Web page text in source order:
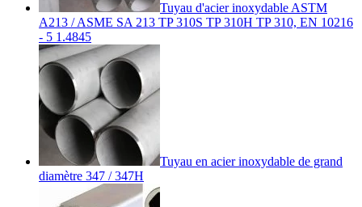
Tuyau d'acier inoxydable ASTM
A213 / ASME SA 213 TP 310S TP 310H TP 310, EN 10216
- 5 1.4845
Tuyau en acier inoxydable de grand
diamètre 347 / 347H